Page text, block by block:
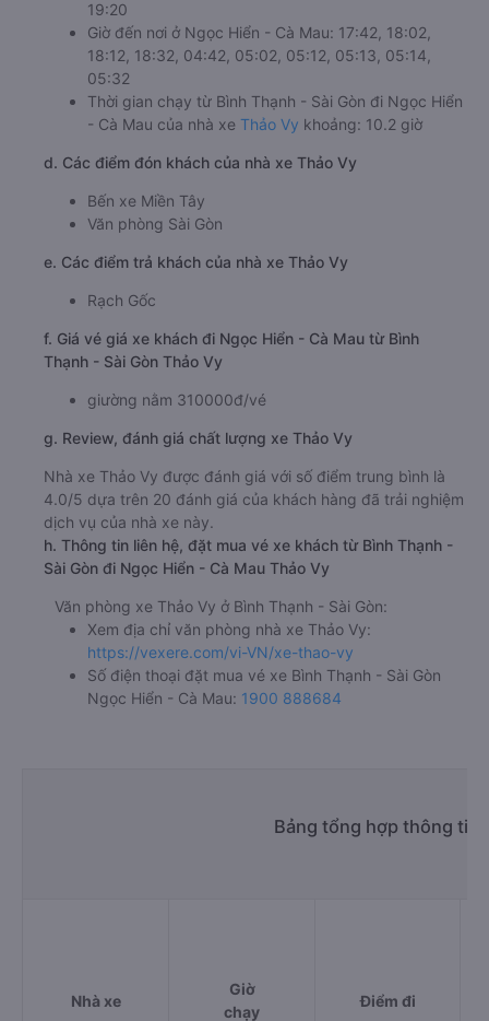
19:20
Giờ đến nơi ở Ngọc Hiển - Cà Mau: 17:42, 18:02,
18:12, 18:32, 04:42, 05:02, 05:12, 05:13, 05:14,
05:32
Thời gian chạy từ Bình Thạnh - Sài Gòn đi Ngọc Hiển
- Cà Mau của nhà xe Thảo Vy khoảng: 10.2 giờ
d. Các điểm đón khách của nhà xe Thảo Vy
Bến xe Miền Tây
Văn phòng Sài Gòn
e. Các điểm trả khách của nhà xe Thảo Vy
Rạch Gốc
f. Giá vé giá xe khách đi Ngọc Hiển - Cà Mau từ Bình
Thạnh - Sài Gòn Thảo Vy
giường nằm 310000đ/vé
g. Review, đánh giá chất lượng xe Thảo Vy
Nhà xe Thảo Vy được đánh giá với số điểm trung bình là
4.0/5 dựa trên 20 đánh giá của khách hàng đã trải nghiệm
dịch vụ của nhà xe này.
h. Thông tin liên hệ, đặt mua vé xe khách từ Bình Thạnh -
Sài Gòn đi Ngọc Hiển - Cà Mau Thảo Vy
Văn phòng xe Thảo Vy ở Bình Thạnh - Sài Gòn:
Xem địa chỉ văn phòng nhà xe Thảo Vy:
https://vexere.com/vi-VN/xe-thao-vy
Số điện thoại đặt mua vé xe Bình Thạnh - Sài Gòn
Ngọc Hiển - Cà Mau: 1900 888684
Bảng tổng hợp thông tin
Nhà xe
Giờ
chạy
Điểm đi